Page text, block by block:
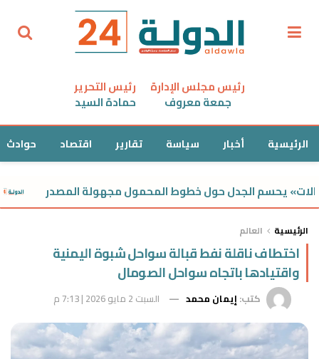
رئيس مجلس الإدارة
جمعة معروف
رئيس التحرير
حمادة السيد
الرئيسية أخبار سياسة تقارير اقتصاد حوادث
يحسم الجدل حول خطوط المحمول مجهولة المصدر
الرئيسية العالم
اختطاف ناقلة نفط قبالة سواحل شبوة اليمنية
واقتيادها باتجاه سواحل الصومال
كتب: إيمان محمد السبت 2 مايو 2026 | 7:13 م